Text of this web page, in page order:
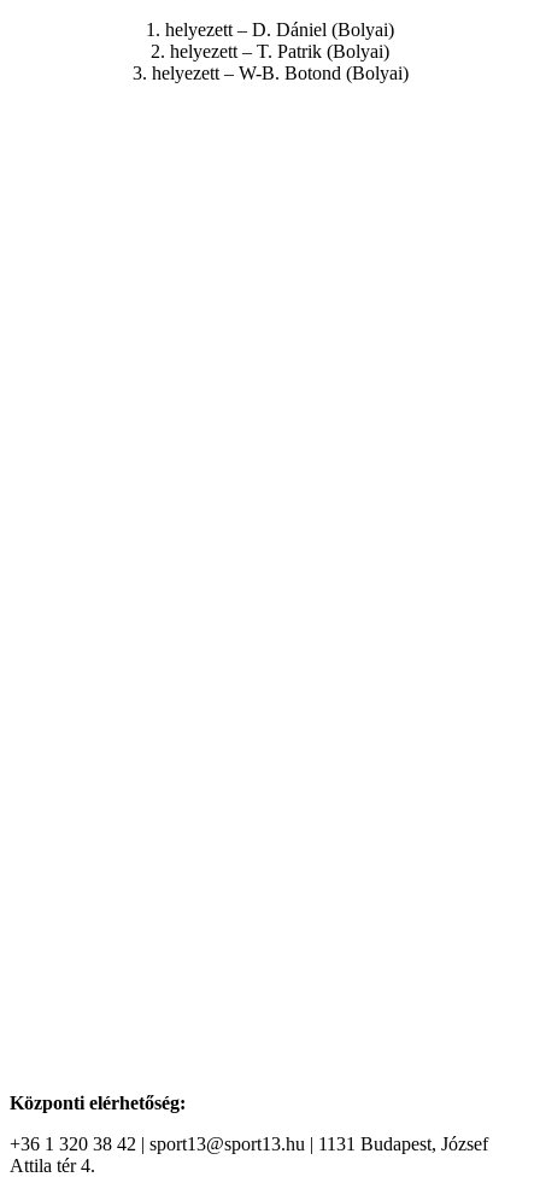
1. helyezett – D. Dániel (Bolyai)
2. helyezett – T. Patrik (Bolyai)
3. helyezett – W-B. Botond (Bolyai)
Központi elérhetőség:
+36 1 320 38 42 | sport13@sport13.hu | 1131 Budapest, József
Attila tér 4.